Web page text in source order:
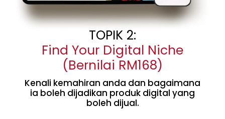
TOPIK 2:
Find Your Digital Niche
(Bernilai RM168)
Kenali kemahiran anda dan bagaimana
ia boleh dijadikan produk digital yang
boleh dijual.